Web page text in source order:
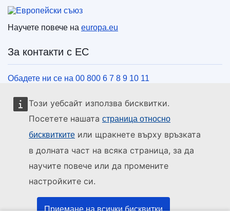
Този уебсайт използва бисквитки.
Посетете нашата страница относно
бисквитките или щракнете върху връзката
в долната част на всяка страница, за да
научите повече или да промените
настройките си.
Приемане на всички бисквитки
Научете повече на europa.eu
За контакти с ЕС
Обадете ни се на 00 800 6 7 8 9 10 11
Използвайте други телефонни номера
Пишете ни чрез нашия формуляр за връзка
Социални медии
ЕС в социалните медии
Институции и органи на ЕС